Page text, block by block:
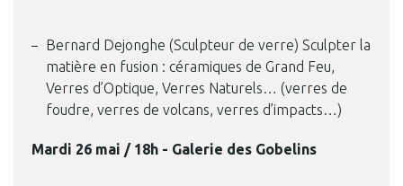
Bernard Dejonghe (Sculpteur de verre) Sculpter la
matière en fusion : céramiques de Grand Feu,
Verres d’Optique, Verres Naturels… (verres de
foudre, verres de volcans, verres d’impacts…)
Mardi 26 mai / 18h - Galerie des Gobelins